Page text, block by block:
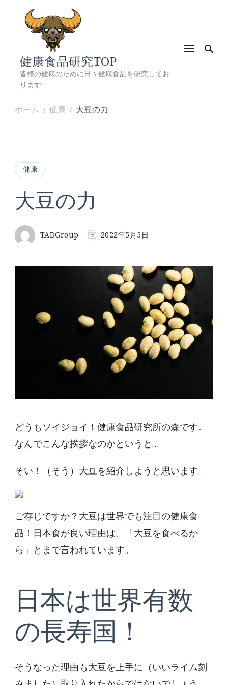
健康食品研究TOP
皆様の健康のために日々健康食品を研究してお
ります
ホーム / 健康 / 大豆の力
健康
大豆の力
TADGroup 2022年5月5日
どうもソイジョイ！健康食品研究所の森です。
なんでこんな挨拶なのかというと…
そい！（そう）大豆を紹介しようと思います。
ご存じですか？大豆は世界でも注目の健康食
品！日本食が良い理由は、「大豆を食べるか
ら」とまで言われています。
日本は世界有数
の長寿国！
そうなった理由も大豆を上手に（いいライム刻